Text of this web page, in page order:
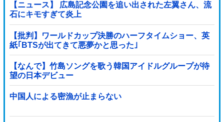
【ニュース】 広島記念公園を追い出された左翼さん、流
石にキモすぎて炎上
【批判】ワールドカップ決勝のハーフタイムショー、英
紙｢BTSが出てきて悪夢かと思った｣
【なんで】竹島ソングを歌う韓国アイドルグループが待
望の日本デビュー
中国人による密漁が止まらない